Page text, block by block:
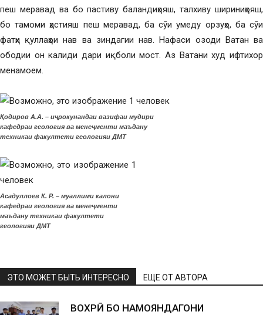
пеш меравад ва бо пастиву баландиҳояш, талхиву шириниҳояш,
бо тамоми ҳастияш пеш меравад, ба сӯи умеду орзуҳо, ба сӯи
фатҳи қуллаҳои нав ва зиндагии нав. Нафаси озоди Ватан ва
ободии он калиди дари иқболи мост. Аз Ватани худ ифтихор
менамоем.
Қодиров А.А. – иҷрокунандаи вазифаи мудири
кафедраи геология ва менеҷменти маъдану
техникаи факултети геологияи ДМТ
Асадуллоев К. Р. – муаллими калони
кафедраи геология ва менеҷменти
маъдану техникаи факултети
геологияи ДМТ
ЭТО МОЖЕТ БЫТЬ ИНТЕРЕСНО ЕЩЕ ОТ АВТОРА
ВОХӮРӢ БО НАМОЯНДАГОНИ